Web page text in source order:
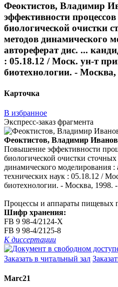
Феоктистов, Владимир
эффективности
биологической очистки
методов динамического
автореферат дис. ...
: 05.18.12 / Моск. ун-т
биотехнологии. - Москва,
Карточка
В избранное
Экспресс-заказ фрагмента
Феоктистов, Владимир
Повышение эффективности
биологической очистки
динамического моделирования :
технических наук : 05.18.12 /
биотехнологии. - Москва, 1998. -
Процессы и аппараты пищевых
Шифр хранения:
FB 9 98-4/2124-X
FB 9 98-4/2125-8
К диссертации
Заказать в читальный зал
Marc21